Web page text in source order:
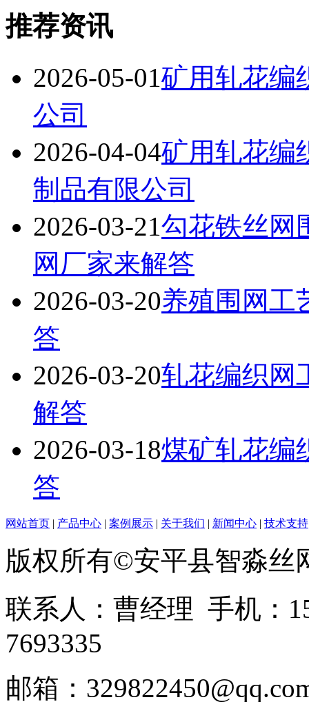
推荐资讯
2026-05-01矿用轧花编
公司
2026-04-04矿用轧花
制品有限公司
2026-03-21勾花铁丝网
网厂家来解答
2026-03-20养殖围网工
答
2026-03-20轧花编织网
解答
2026-03-18煤矿轧花编
答
网站首页 | 产品中心 | 案例展示 | 关于我们 | 新闻中心 | 技术支持
版权所有©安平县智淼丝
联系人：曹经理 手机：
7693335
邮箱：